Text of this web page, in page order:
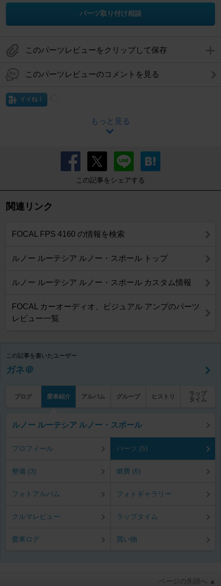
パーツ取り付け相談
このパーツレビューをクリップして保存
このパーツレビューのコメントを見る
イイね！
もっと見る
この記事をシェアする
関連リンク
FOCAL FPS 4160 の情報を検索
ルノー ルーテシア ルノー・スポール トップ
ルノー ルーテシア ルノー・スポール カスタム情報
FOCAL カーオーディオ、ビジュアル アンプのパーツ
レビュー一覧
この記事を書いたユーザー
ガネ＠
ブログ 愛車紹介 アルバム グループ ヒストリ
ラップ
タイム
ルノー ルーテシア ルノー・スポール
プロフィール パーツ (5)
整備 (3) 燃費 (6)
フォトアルバム フォトギャラリー
クルマレビュー ラップタイム
愛車ログ 買い物
ページの先頭へ ▲